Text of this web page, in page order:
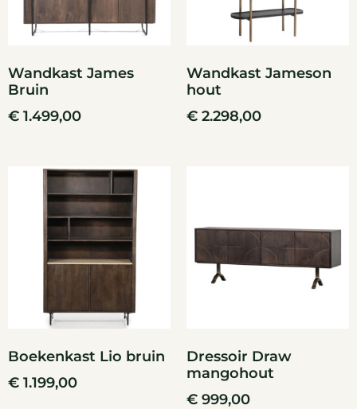
Wandkast James
Bruin
€ 1.499,00
Wandkast Jameson
hout
€ 2.298,00
Boekenkast Lio bruin
€ 1.199,00
Dressoir Draw
mangohout
€ 999,00